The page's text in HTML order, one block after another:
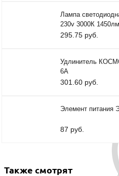
Лампа
230v 3000К 1450лм
295.75 руб.
Удлинитель
6А
301.60 руб.
Элемент питания
87 руб.
Также смотрят